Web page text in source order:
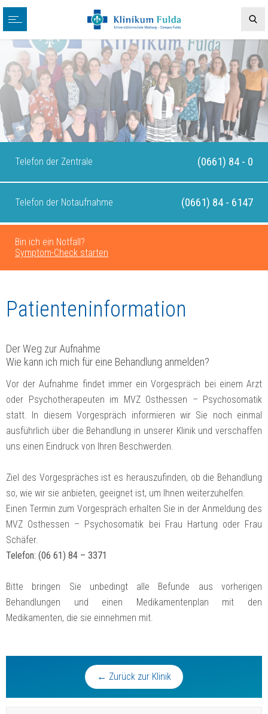
Telefon der Zentrale (0661) 84 - 0
Telefon der Notaufnahme (0661) 84 - 6147
Bin ich ein Notfall?
Symptom-Check starten
← Zurück zur Klinik
Patienteninformation
Der Weg zur Aufnahme
Wie kann ich mich für eine Behandlung anmelden?
Vor der Aufnahme findet immer ein Vorgespräch bei einem Arzt
oder Psychotherapeuten im MVZ Osthessen – Psychosomatik
statt. In diesem Vorgespräch informieren wir Sie noch einmal
ausführlich über die Behandlung in unserer Klinik und verschaffen
uns einen Eindruck von Ihren Beschwerden.
Ziel des Vorgespräches ist es herauszufinden, ob die Behandlung
so, wie wir sie anbieten, geeignet ist, um Ihnen weiterzuhelfen.
Einen Termin zum Vorgespräch erhalten Sie in der Anmeldung des
MVZ Osthessen – Psychosomatik bei Frau Hartung oder Frau
Schäfer.
Telefon: (06 61) 84 – 3371
Bitte bringen Sie unbedingt alle Befunde aus vorherigen
Behandlungen und einen Medikamentenplan mit den
Medikamenten, die sie einnehmen mit.